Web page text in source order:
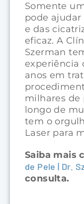
Somente
pode
e das
eficaz. A
Szerman
experiência
anos em
milhares de
longo de
tem o
Laser para
Saiba mais
de Pele | Dr.
consulta.